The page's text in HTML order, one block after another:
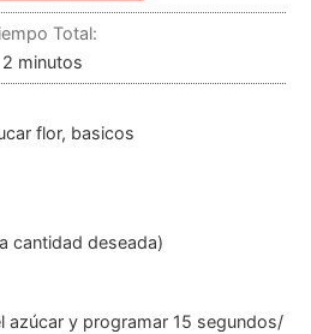
Total:
2 minutos
flor, basicos
cantidad deseada)
azúcar y programar 15 segundos/